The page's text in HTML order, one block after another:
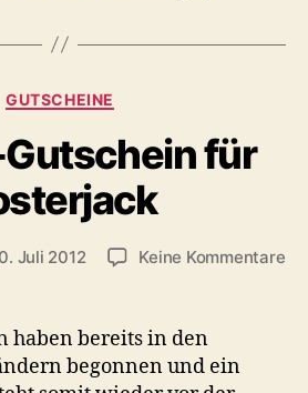
Kategorien
GUTSCHEINE
für
Juli 2012 Keine Kommentarezu
haben bereits in den
begonnen und ein